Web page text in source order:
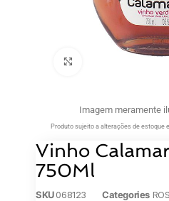
Imagem meramente
Produto sujeito a alterações de estoque
Vinho
750Ml
SKU068123 Categories